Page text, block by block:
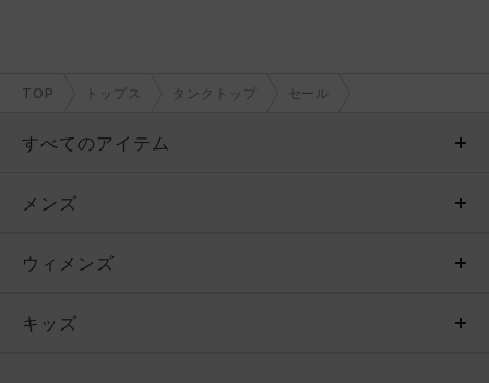
TOP トップス タンクトップ セール
すべてのアイテム
メンズ
ウィメンズ
キッズ
メンズ
トップス
ボトムス
ウィメンズ
トップス
キッズ